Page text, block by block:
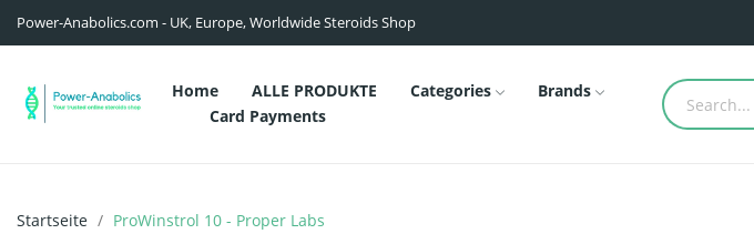
Power-Anabolics.com - UK, Europe, Worldwide Steroids Shop
Home ALLE PRODUKTE Categories
Brands
Card Payments
Startseite ProWinstrol 10 - Proper Labs